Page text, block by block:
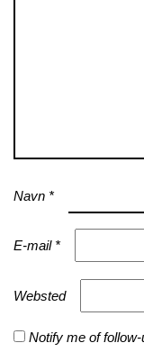
Navn *
E-mail *
Websted
Notify me of